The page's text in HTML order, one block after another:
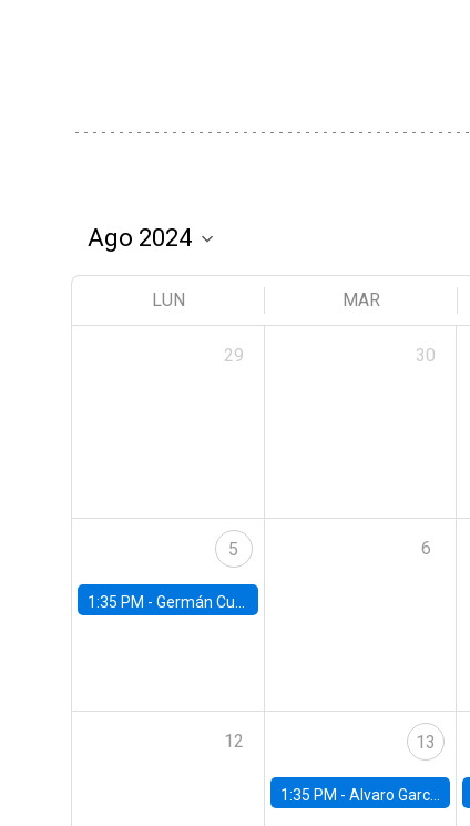
LUN MAR
29 30
5
1:35 PM - Germán Cubas, University of Houston
6
12 13
1:35 PM - Alvaro Garcia-Marin, Universidad de Los Andes